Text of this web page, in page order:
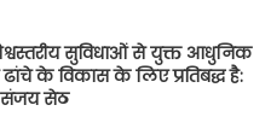
सुविधाओं से युक्त आधुनिक
ढांचे के विकास के लिए प्रतिबद्ध है:
संजय सेठ